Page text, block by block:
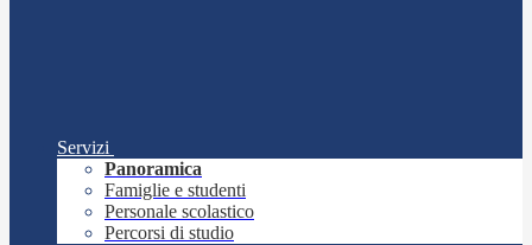
Servizi
Panoramica
Famiglie e studenti
Personale scolastico
Percorsi di studio